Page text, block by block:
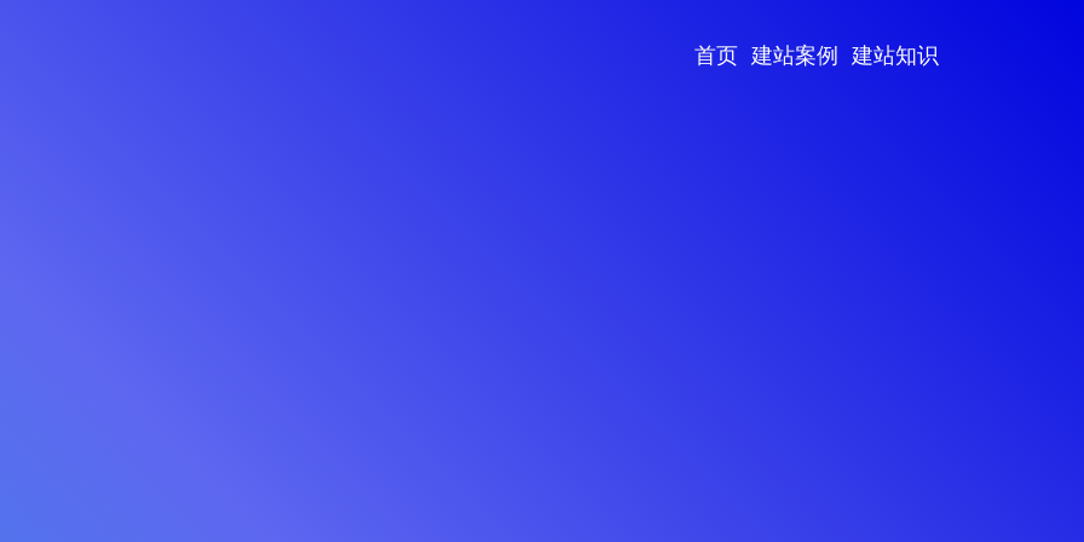
首页 建站案例 建站知识